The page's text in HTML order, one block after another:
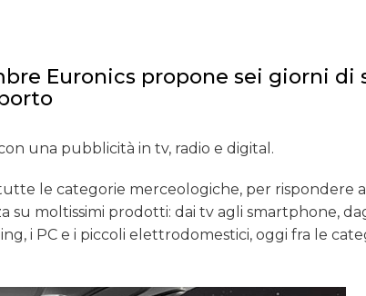
NORMATIVE
OPINIONI
Euronics propone sei giorni di
una pubblicità in tv, radio e digital.
le categorie merceologiche, per rispondere
moltissimi prodotti: dai tv agli smartphone,
i PC e i piccoli elettrodomestici, oggi fra le